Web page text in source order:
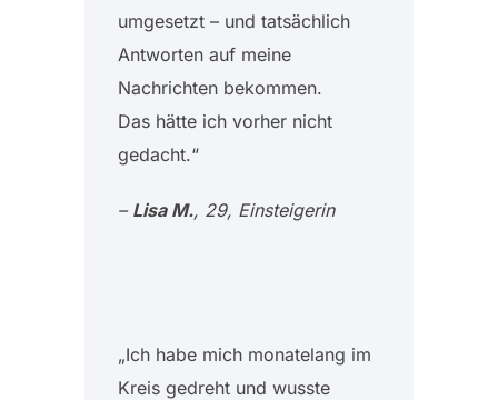
umgesetzt – und tatsächlich
Antworten auf meine
Nachrichten bekommen.
Das hätte ich vorher nicht
gedacht.“
– Lisa M., 29, Einsteigerin
„Ich habe mich monatelang im
Kreis gedreht und wusste